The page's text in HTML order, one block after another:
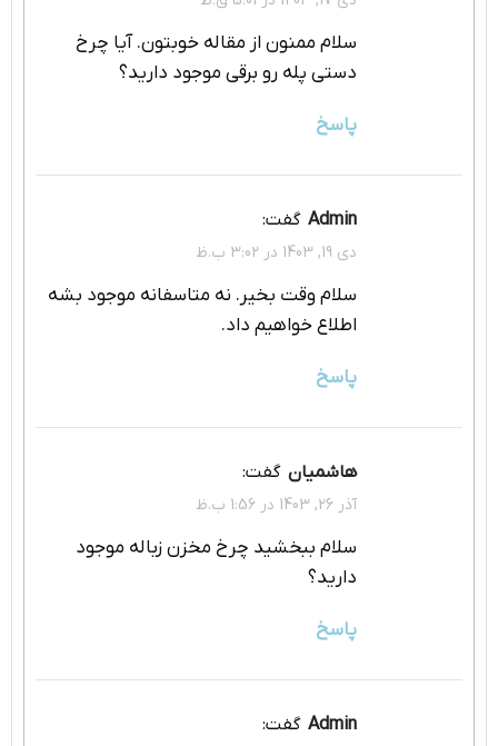
سلام ممنون از مقاله خوبتون. آیا چرخ
دستی پله رو برقی موجود دارید؟
پاسخ
admin گفت:
دی 19, 1403 در 3:02 ب.ظ
سلام وقت بخیر. نه متاسفانه موجود بشه
اطلاع خواهیم داد.
پاسخ
هاشمیان گفت:
آذر 26, 1403 در 1:56 ب.ظ
سلام ببخشید چرخ مخزن زباله موجود
دارید؟
پاسخ
admin گفت: